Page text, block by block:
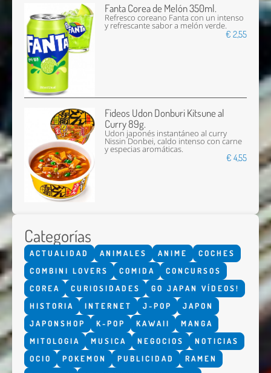
Fanta Corea de Melón 350ml.
Refresco coreano Fanta con un intenso
y refrescante sabor a melón verde.
€ 2,55
Fideos Udon Donburi Kitsune al
Curry 89g.
Udon japonés instantáneo al curry
Nissin Donbei, caldo intenso con carne
y especias aromáticas.
€ 4,55
Categorías
ACTUALIDAD ANIMALES ANIME
COCHES
COMBINI LOVERS
COMIDA
CONCURSOS
COREA
CURIOSIDADES
GO JAPAN VÍDEOS!
HISTORIA
INTERNET J-POP
JAPON
JAPONSHOP
K-POP KAWAII
MANGA
MITOLOGIA
MUSICA NEGOCIOS
NOTICIAS
OCIO
POKEMON PUBLICIDAD
RAMEN